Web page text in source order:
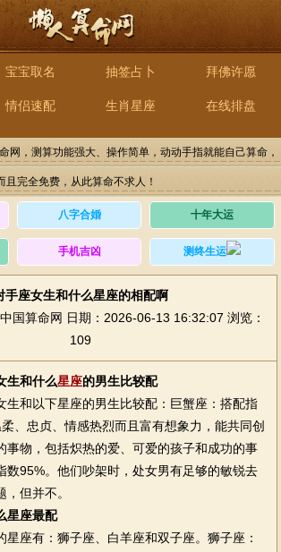
宝宝取名 抽签占卜 拜佛许愿
情侣速配 生肖星座 在线排盘
网，测算功能强大、操作简单，动动手指就能自己算命，
且完全免费，从此算命不求人！
八字合婚 十年大运
手机吉凶 测终生运
手座女生和什么星座的相配啊
国算命网 日期：2026-06-13 16:32:07 浏览：
109
生和什么星座的男生比较配
和以下星座的男生比较配：巨蟹座：搭配指
、忠贞、情感热烈而且富有想象力，能共同创
事物，包括炽热的爱、可爱的孩子和成功的事
数95%。他们吵架时，处女男有足够的敏锐去
但并不。
星座最配
座有：狮子座、白羊座和双子座。狮子座：